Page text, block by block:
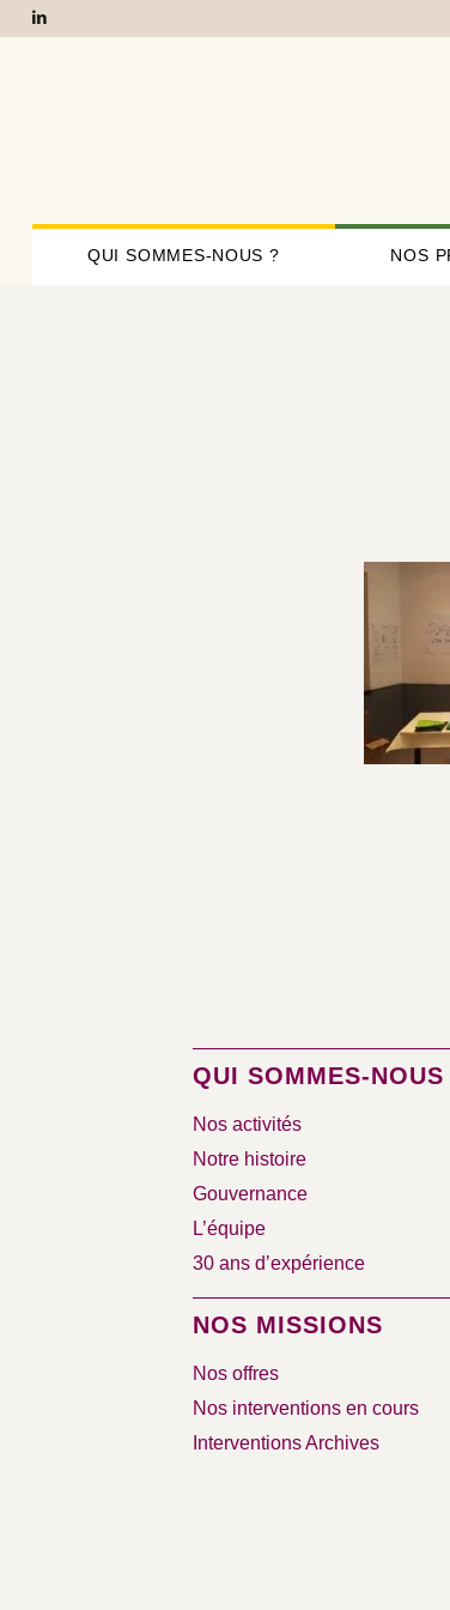
QUI SOMMES-NOUS ? NOS
QUI SOMMES-NOUS
Nos activités
Notre histoire
Gouvernance
L’équipe
30 ans d’expérience
NOS MISSIONS
Nos offres
Nos interventions en cours
Interventions Archives